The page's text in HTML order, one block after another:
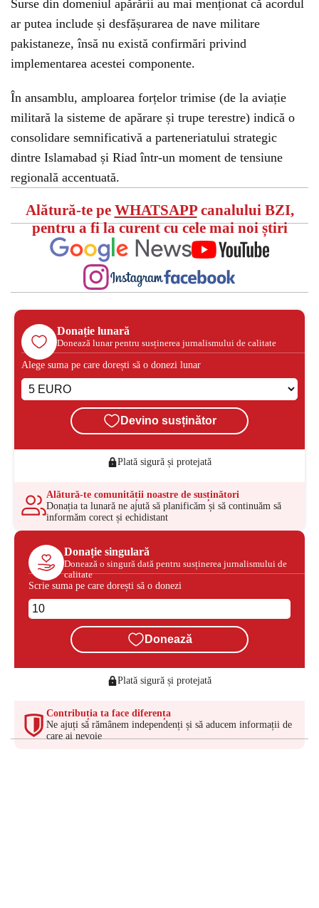
Surse din domeniul apărării au mai menționat că acordul
ar putea include și desfășurarea de nave militare
pakistaneze, însă nu există confirmări privind
implementarea acestei componente.
În ansamblu, amploarea forțelor trimise (de la aviație
militară la sisteme de apărare și trupe terestre) indică o
consolidare semnificativă a parteneriatului strategic
dintre Islamabad și Riad într-un moment de tensiune
regională accentuată.
Alătură-te pe WHATSAPPcanalului BZI,
pentru a fi la curent cu cele mai noi știri
Donație lunară
Donează lunar pentru susținerea jurnalismului de calitate
Alege suma pe care dorești să o donezi lunar
Devino susținător
Plată sigură și protejată
Alătură-te comunității noastre de susținători
Donația ta lunară ne ajută să planificăm și să continuăm să
informăm corect și echidistant
Donație singulară
Donează o singură dată pentru susținerea jurnalismului de
calitate
Scrie suma pe care dorești să o donezi
Donează
Plată sigură și protejată
Contribuția ta face diferența
Ne ajuți să rămânem independenți și să aducem informații de
care ai nevoie